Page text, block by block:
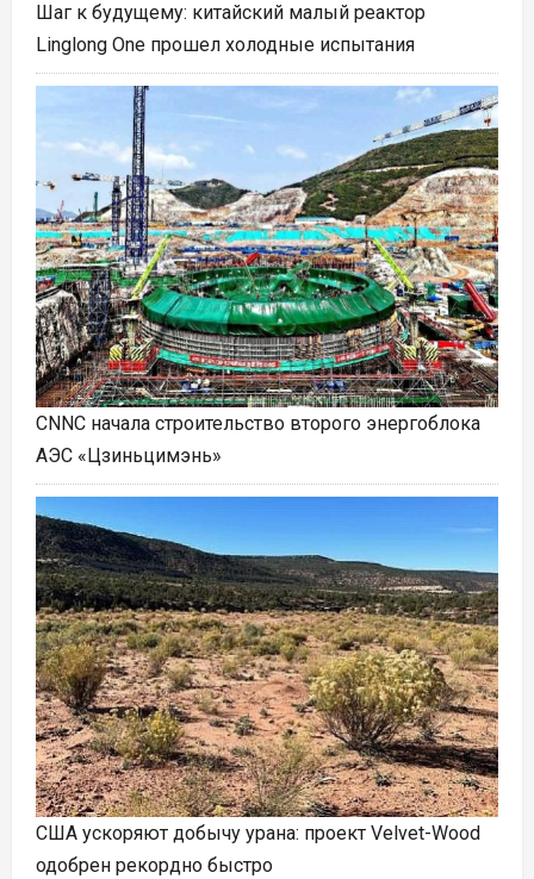
Шаг к будущему: китайский малый реактор
Linglong One прошел холодные испытания
CNNC начала строительство второго энергоблока
АЭС «Цзиньцимэнь»
США ускоряют добычу урана: проект Velvet-Wood
одобрен рекордно быстро